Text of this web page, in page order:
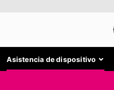
Asistencia de dispositivo